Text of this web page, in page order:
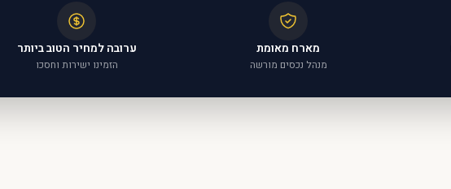
מארח מאומת
מנהל נכסים מורשה
ערובה למחיר הטוב ביותר
הזמינו ישירות וחסכו